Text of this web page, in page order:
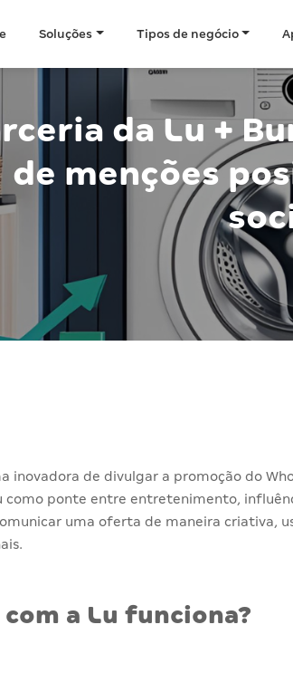
Soluções Tipos de negócio
da Lu +
de menções
inovadora de divulgar a promoção do
como ponte entre entretenimento,
uma oferta de maneira
a Lu funciona?